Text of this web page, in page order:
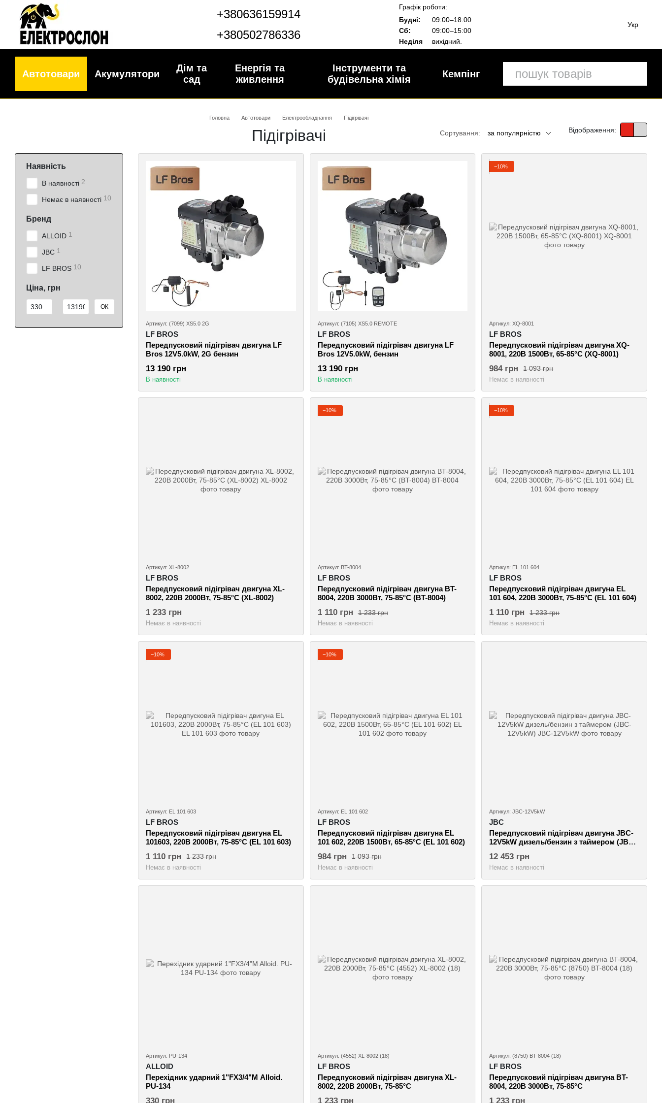
Перейти до основного контенту
+380636159914
+380502786336
Графік роботи:
Будні:
09:00–18:00
Сб:
09:00–15:00
Неділя
вихідний.
Укр
Автотовари Акумулятори
Дім та
сад
Енергія та
живлення
Інструменти та
будівельна хімія
Кемпінг
Головна Автотовари Електрообладнання Підігрівачі
Підігрівачі Сортування: за популярністю Відображення:
Артикул: (7099) XS5.0 2G
LF BROS
Передпусковий підігрівач двигуна LF
Bros 12V5.0kW, 2G бензин
13 190 грн
В наявності
Артикул: (7105) XS5.0 REMOTE
LF BROS
Передпусковий підігрівач двигуна LF
Bros 12V5.0kW, бензин
13 190 грн
В наявності
−10%
Артикул: XQ-8001
LF BROS
Передпусковий підігрівач двигуна XQ-
8001, 220В 1500Вт, 65-85°C (XQ-8001)
1 093 грн
984 грн
Немає в наявності
Артикул: XL-8002
LF BROS
Передпусковий підігрівач двигуна XL-
8002, 220В 2000Вт, 75-85°C (XL-8002)
1 233 грн
Немає в наявності
−10%
Артикул: BT-8004
LF BROS
Передпусковий підігрівач двигуна BT-
8004, 220В 3000Вт, 75-85°C (BT-8004)
1 233 грн
1 110 грн
Немає в наявності
−10%
Артикул: EL 101 604
LF BROS
Передпусковий підігрівач двигуна EL
101 604, 220В 3000Вт, 75-85°C (EL 101 604)
1 233 грн
1 110 грн
Немає в наявності
−10%
Артикул: EL 101 603
LF BROS
Передпусковий підігрівач двигуна EL
101603, 220В 2000Вт, 75-85°C (EL 101 603)
1 233 грн
1 110 грн
Немає в наявності
−10%
Артикул: EL 101 602
LF BROS
Передпусковий підігрівач двигуна EL
101 602, 220В 1500Вт, 65-85°C (EL 101 602)
1 093 грн
984 грн
Немає в наявності
Артикул: JBC-12V5kW
JBC
Передпусковий підігрівач двигуна JBC-
12V5kW дизель/бензин з таймером (JBC-
12 453 грн
Немає в наявності
Артикул: PU-134
ALLOID
Перехідник ударний 1"FX3/4"M Alloid.
PU-134
330 грн
Артикул: (4552) XL-8002 (18)
LF BROS
Передпусковий підігрівач двигуна XL-
8002, 220В 2000Вт, 75-85°C
1 233 грн
Артикул: (8750) BT-8004 (18)
LF BROS
Передпусковий підігрівач двигуна BT-
8004, 220В 3000Вт, 75-85°C
1 233 грн
Наявність
В наявності 2
Немає в наявності 10
Бренд
ALLOID 1
JBC 1
LF BROS 10
Ціна, грн
Від Ціна, грн
До Ціна, грн ОК